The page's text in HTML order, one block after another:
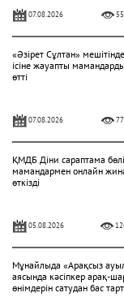
07.08.2026
«Әзірет Сұлтан»
ісіне жауапты
өтті
07.08.2026
ҚМДБ Діни сараптама
мамандармен онлайн
өткізді
05.08.2026
Мұнайлыда «Арақсыз
аясында кәсіпкер арақ-
өнімдерін сатудан бас